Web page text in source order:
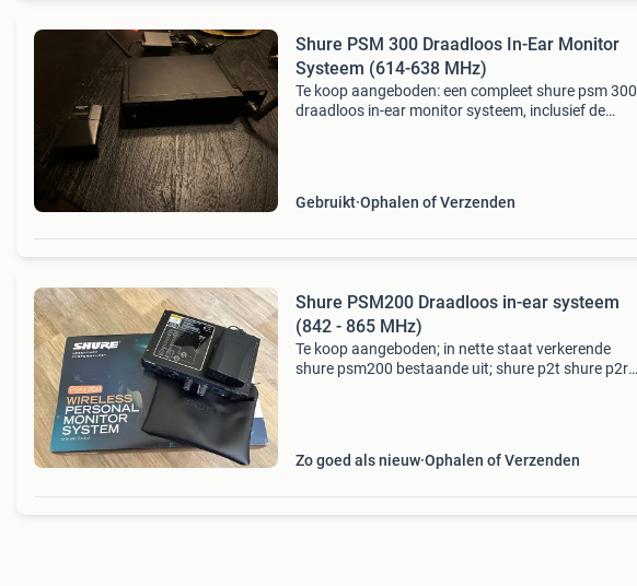
Shure PSM 300 Draadloos In-Ear Monitor
Systeem (614-638 MHz)
Te koop aangeboden: een compleet shure psm 300
draadloos in-ear monitor systeem, inclusief de
Gebruikt Ophalen of Verzenden
Shure PSM200 Draadloos in-ear systeem
(842 - 865 MHz)
Te koop aangeboden; in nette staat verkerende
shure psm200 bestaande uit; shure p2t shure p2r
Zo goed als nieuw Ophalen of Verzenden